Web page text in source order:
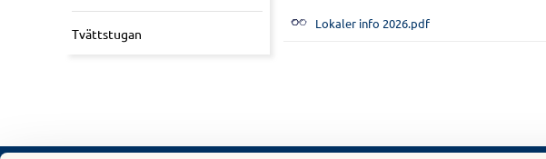
Tvättstugan
Lokaler info 2026.pdf